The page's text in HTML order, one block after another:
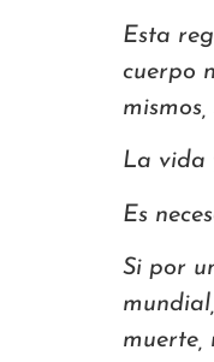
Esta
cuerpo
La vida
Es
Si por
muerte,